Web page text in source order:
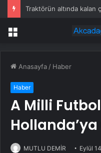
Traktörün altında kalan
Menü
Anasayfa / Haber
Haber
A Milli Futbol
Hollanda’ya
MUTLU DEMİR Eylül